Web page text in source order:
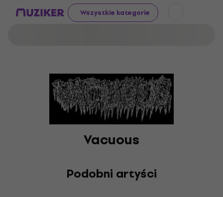
Wszystkie kategorie
Vacuous
Podobni artyści